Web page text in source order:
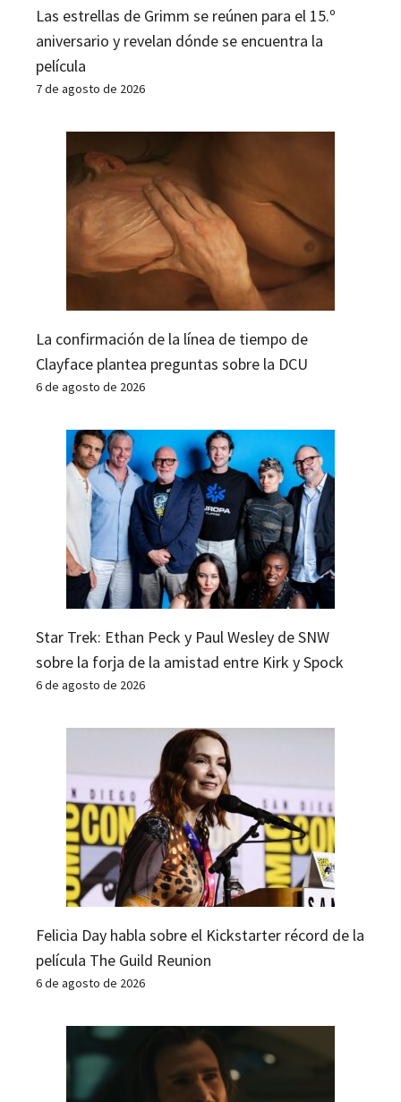
Las estrellas de Grimm se reúnen para el 15.º
aniversario y revelan dónde se encuentra la
película
7 de agosto de 2026
La confirmación de la línea de tiempo de
Clayface plantea preguntas sobre la DCU
6 de agosto de 2026
Star Trek: Ethan Peck y Paul Wesley de SNW
sobre la forja de la amistad entre Kirk y Spock
6 de agosto de 2026
Felicia Day habla sobre el Kickstarter récord de la
película The Guild Reunion
6 de agosto de 2026